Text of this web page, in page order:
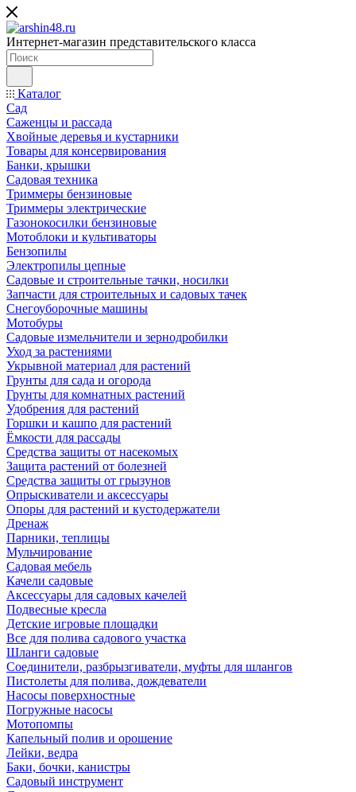
Интернет-магазин представительского класса
Каталог
Сад
Саженцы и рассада
Хвойные деревья и кустарники
Товары для консервирования
Банки, крышки
Садовая техника
Триммеры бензиновые
Триммеры электрические
Газонокосилки бензиновые
Мотоблоки и культиваторы
Бензопилы
Электропилы цепные
Садовые и строительные тачки, носилки
Запчасти для строительных и садовых тачек
Снегоуборочные машины
Мотобуры
Садовые измельчители и зернодробилки
Уход за растениями
Укрывной материал для растений
Грунты для сада и огорода
Грунты для комнатных растений
Удобрения для растений
Горшки и кашпо для растений
Ёмкости для рассады
Средства защиты от насекомых
Защита растений от болезней
Средства защиты от грызунов
Опрыскиватели и аксессуары
Опоры для растений и кустодержатели
Дренаж
Парники, теплицы
Мульчирование
Садовая мебель
Качели садовые
Аксессуары для садовых качелей
Подвесные кресла
Детские игровые площадки
Все для полива садового участка
Шланги садовые
Соединители, разбрызгиватели, муфты для шлангов
Пистолеты для полива, дождеватели
Насосы поверхностные
Погружные насосы
Мотопомпы
Капельный полив и орошение
Лейки, ведра
Баки, бочки, канистры
Садовый инструмент